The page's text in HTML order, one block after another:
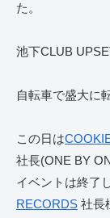
た。
池下CLUB
自転車で盛大に
この日は
社長(ONE BY
イベントは終了
RECORDS 社長